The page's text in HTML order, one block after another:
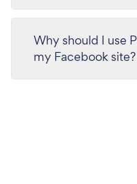
Why should I use
my Facebook site?